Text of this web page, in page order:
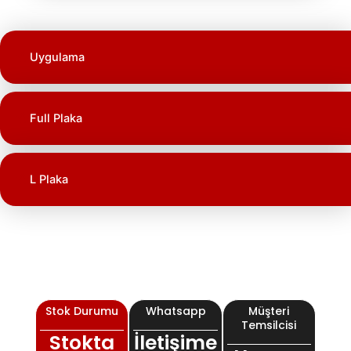
Uygulama
Full Plaka
L Plaka
Stok Durumu
Stokta
Whatsapp
İletişime
Müşteri
Temsilcisi